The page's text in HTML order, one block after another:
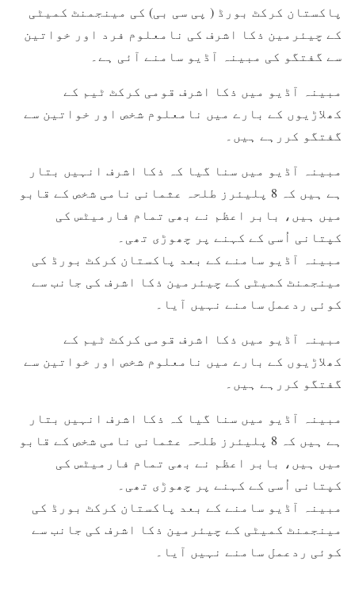
پاکستان کرکٹ بورڈ ( پی سی بی) کی مینجمنٹ کمیٹی
کے چیئرمین ذکا اشرف کی نامعلوم فرد اور خواتین
سے گفتگو کی مبینہ آڈیو سامنے آئی ہے۔
مبینہ آڈیو میں ذکا اشرف قومی کرکٹ ٹیم کے
کھلاڑیوں کے بارے میں نامعلوم شخص اور خواتین سے
گفتگو کررہے ہیں۔
مبینہ آڈیو میں سنا گیا کہ ذکا اشرف انہیں بتار
ہے ہیں کہ 8 پلیئرز طلحہ عثمانی نامی شخص کے قابو
میں ہیں، بابر اعظم نے بھی تمام فارمیٹس کی
کپتانی اُسی کے کہنے پر چھوڑی تھی۔
مبینہ آڈیو سامنے کے بعد پاکستان کرکٹ بورڈ کی
مینجمنٹ کمیٹی کے چیئرمین ذکا اشرف کی جانب سے
کوئی ردعمل سامنے نہیں آیا۔
مبینہ آڈیو میں ذکا اشرف قومی کرکٹ ٹیم کے
کھلاڑیوں کے بارے میں نامعلوم شخص اور خواتین سے
گفتگو کررہے ہیں۔
مبینہ آڈیو میں سنا گیا کہ ذکا اشرف انہیں بتار
ہے ہیں کہ 8 پلیئرز طلحہ عثمانی نامی شخص کے قابو
میں ہیں، بابر اعظم نے بھی تمام فارمیٹس کی
کپتانی اُسی کے کہنے پر چھوڑی تھی۔
مبینہ آڈیو سامنے کے بعد پاکستان کرکٹ بورڈ کی
مینجمنٹ کمیٹی کے چیئرمین ذکا اشرف کی جانب سے
کوئی ردعمل سامنے نہیں آیا۔